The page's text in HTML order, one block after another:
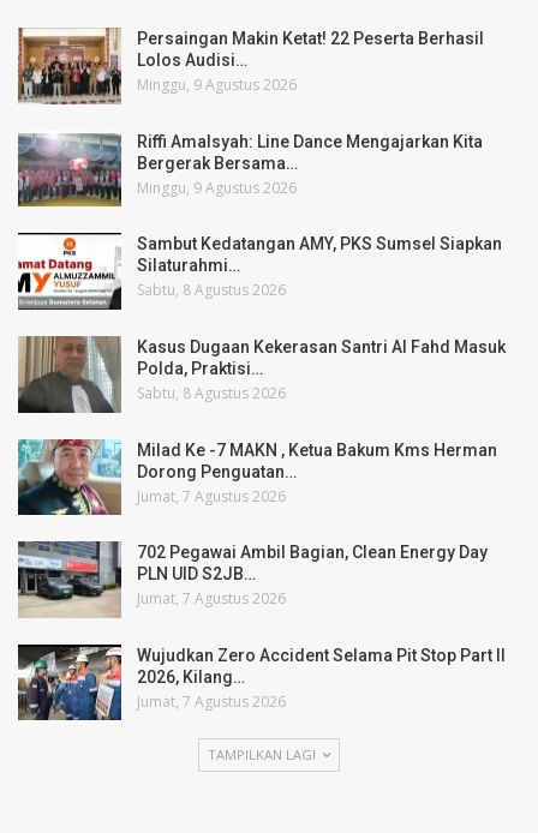
Persaingan Makin Ketat! 22 Peserta Berhasil
Lolos Audisi…
Minggu, 9 Agustus 2026
Riffi Amalsyah: Line Dance Mengajarkan Kita
Bergerak Bersama…
Minggu, 9 Agustus 2026
Sambut Kedatangan AMY, PKS Sumsel Siapkan
Silaturahmi…
Sabtu, 8 Agustus 2026
Kasus Dugaan Kekerasan Santri Al Fahd Masuk
Polda, Praktisi…
Sabtu, 8 Agustus 2026
Milad Ke -7 MAKN , Ketua Bakum Kms Herman
Dorong Penguatan…
Jumat, 7 Agustus 2026
702 Pegawai Ambil Bagian, Clean Energy Day
PLN UID S2JB…
Jumat, 7 Agustus 2026
Wujudkan Zero Accident Selama Pit Stop Part II
2026, Kilang…
Jumat, 7 Agustus 2026
TAMPILKAN LAGI